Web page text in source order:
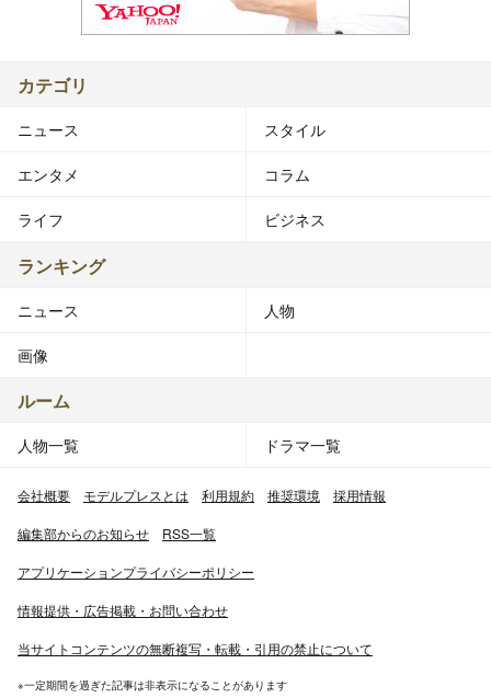
カテゴリ
ニュース スタイル
エンタメ コラム
ライフ ビジネス
ランキング
ニュース 人物
画像
ルーム
人物一覧 ドラマ一覧
会社概要 モデルプレスとは 利用規約 推奨環境 採用情報
編集部からのお知らせ RSS一覧
アプリケーションプライバシーポリシー
情報提供・広告掲載・お問い合わせ
当サイトコンテンツの無断複写・転載・引用の禁止について
※一定期間を過ぎた記事は非表示になることがあります